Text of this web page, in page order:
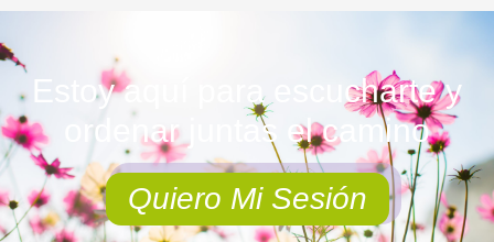
Estoy aquí para escucharte y
ordenar juntas el camino
Quiero Mi Sesión